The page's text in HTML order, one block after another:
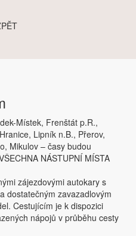
Místek, Frenštát p.R.,
Lipník n.B., Přerov,
Mikulov – časy budou
NÁSTUPNÍ MÍSTA
zájezdovými autokary s
dostatečným zavazadlovým
Cestujícím je k dispozici
nápojů v průběhu cesty